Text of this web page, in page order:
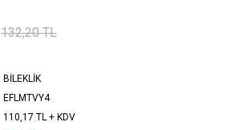
132,20 TL
BİLEKLİK
EFLMTVY4
110,17 TL + KDV